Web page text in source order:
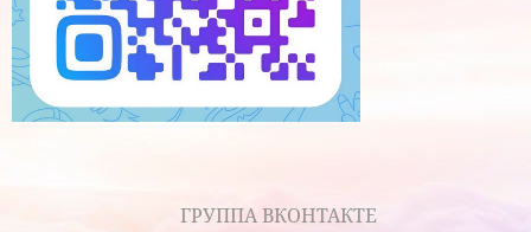
ГРУППА ВКОНТАКТЕ